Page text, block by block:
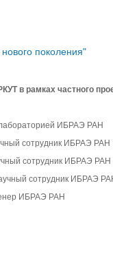
поколения"
в рамках частного
ИБРАЭ РАН
сотрудник ИБРАЭ РАН
сотрудник ИБРАЭ РАН
сотрудник ИБРАЭ
ИБРАЭ РАН